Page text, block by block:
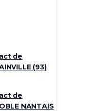
de
(93)
de
NANTAIS